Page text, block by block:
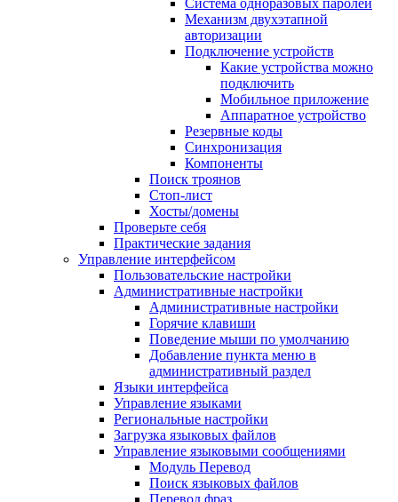
Система одноразовых паролей
Механизм двухэтапной
авторизации
Подключение устройств
Какие устройства можно
подключить
Мобильное приложение
Аппаратное устройство
Резервные коды
Синхронизация
Компоненты
Поиск троянов
Стоп-лист
Хосты/домены
Проверьте себя
Практические задания
Управление интерфейсом
Пользовательские настройки
Административные настройки
Административные настройки
Горячие клавиши
Поведение мыши по умолчанию
Добавление пункта меню в
административный раздел
Языки интерфейса
Управление языками
Региональные настройки
Загрузка языковых файлов
Управление языковыми сообщениями
Mодуль Перевод
Поиск языковых файлов
Перевод фраз